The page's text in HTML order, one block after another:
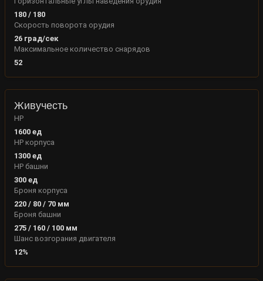
180 / 180
Скорость поворота орудия
26град/сек
Максимальное количество снарядов
52
Живучесть
HP
1600ед
HP корпуса
1300ед
HP башни
300ед
Броня корпуса
220/ 80/ 70мм
Броня башни
275 / 160 / 100 мм
Шанс возгорания двигателя
12%